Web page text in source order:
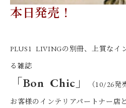
本日発売！
PLUS1 LIVINGの別冊、上質なイ
る雑誌
「Bon Chic」
（10/26発
お客様のインテリアパートナー店